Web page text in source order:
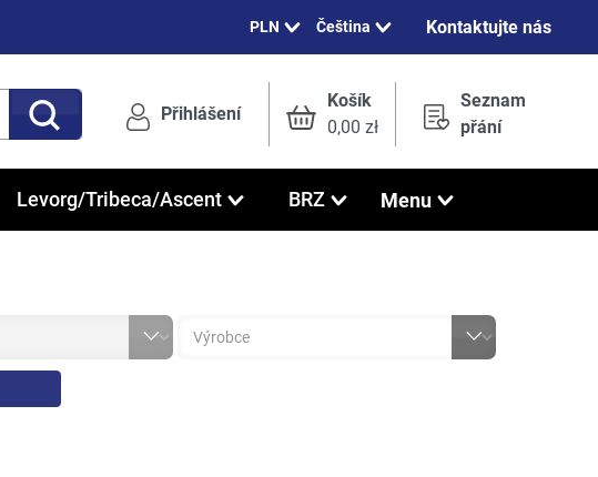
Čeština Kontaktujte nás
Přihlášení
Košík
0,00 zł
Seznam
přání
Levorg/Tribeca/Ascent BRZ Menu